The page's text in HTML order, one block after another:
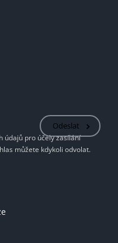
Odeslat
údajů pro účely zasílání
můžete kdykoli odvolat.